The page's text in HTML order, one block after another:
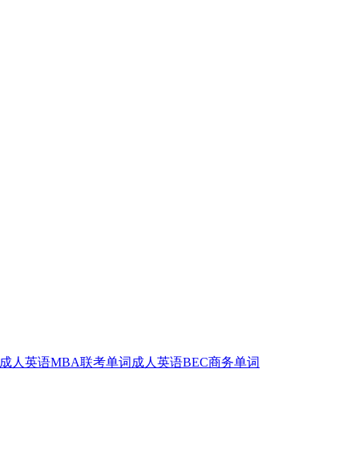
成人英语MBA联考单词 成人英语BEC商务单词